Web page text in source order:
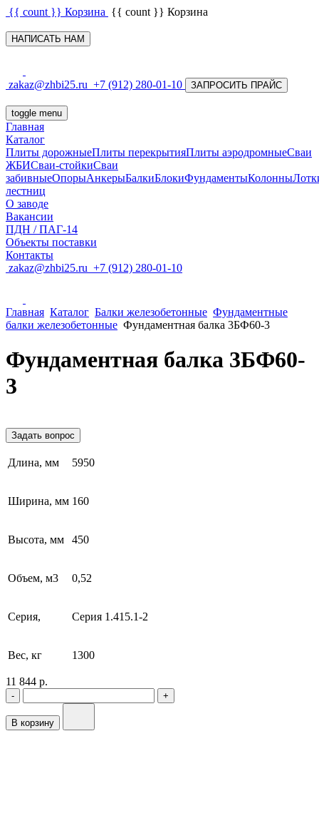
{{ count }} Корзина {{ count }} Корзина
НАПИСАТЬ НАМ
zakaz@zhbi25.ru +7 (912) 280-01-10 ЗАПРОСИТЬ ПРАЙС
toggle menu
Главная
Каталог
Плиты дорожныеПлиты перекрытияПлиты аэродромныеСваи
ЖБИСваи-стойкиСваи
забивныеОпорыАнкерыБалкиБлокиФундаментыКолонны
лестниц
О заводе
Вакансии
ПДН / ПАГ-14
Объекты поставки
Контакты
zakaz@zhbi25.ru +7 (912) 280-01-10
Главная Каталог Балки железобетонные Фундаментные
балки железобетонные Фундаментная балка 3БФ60-3
Фундаментная балка 3БФ60-
3
Задать вопрос
Длина, мм 5950
Ширина, мм 160
Высота, мм 450
Объем, м3 0,52
Серия, Серия 1.415.1-2
Вес, кг 1300
11 844 р.
- +
В корзину